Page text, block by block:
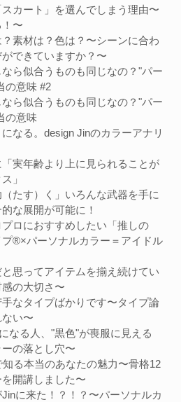
カート」を選んでしまう理由〜
〜
素材は？色は？〜シーンに合わ
できていますか？〜
ら似合うものも同じなの？"パー
の意味 #2
ら似合うものも同じなの？"パー
の意味
なる。design Jinのカラーアナリ
実年齢より上に見られることが
」
（たす）く」いろんな武器を手に
な展開が可能に！
ロにおすすめしたい「推しの
®️×パーソナルカラー＝アイドル
思ってアイテムを揃え続けてい
の大切さ〜
なタイプばかりです〜タイプ論
い〜
なる人、"黒色"が喪服に見える
の落とし穴〜
る本当のあなたの魅力〜骨格12
開講しました〜
に来た！？！？〜パーソナルカ